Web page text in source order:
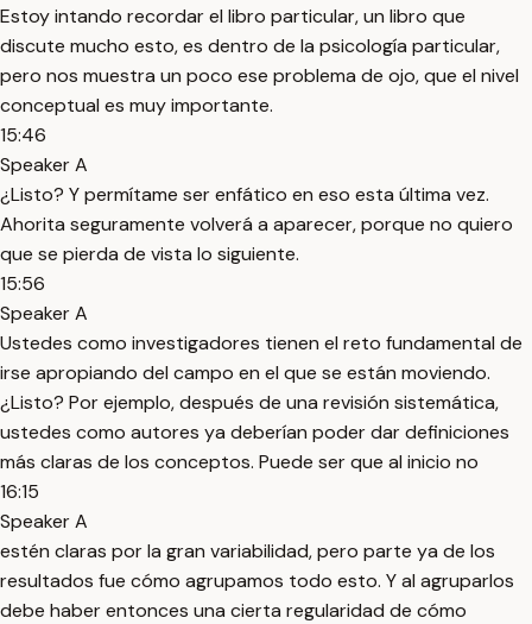
Estoy intando recordar el libro particular, un libro que
discute mucho esto, es dentro de la psicología particular,
pero nos muestra un poco ese problema de ojo, que el nivel
conceptual es muy importante.
15:46
Speaker A
¿Listo? Y permítame ser enfático en eso esta última vez.
Ahorita seguramente volverá a aparecer, porque no quiero
que se pierda de vista lo siguiente.
15:56
Speaker A
Ustedes como investigadores tienen el reto fundamental de
irse apropiando del campo en el que se están moviendo.
¿Listo? Por ejemplo, después de una revisión sistemática,
ustedes como autores ya deberían poder dar definiciones
más claras de los conceptos. Puede ser que al inicio no
16:15
Speaker A
estén claras por la gran variabilidad, pero parte ya de los
resultados fue cómo agrupamos todo esto. Y al agruparlos
debe haber entonces una cierta regularidad de cómo